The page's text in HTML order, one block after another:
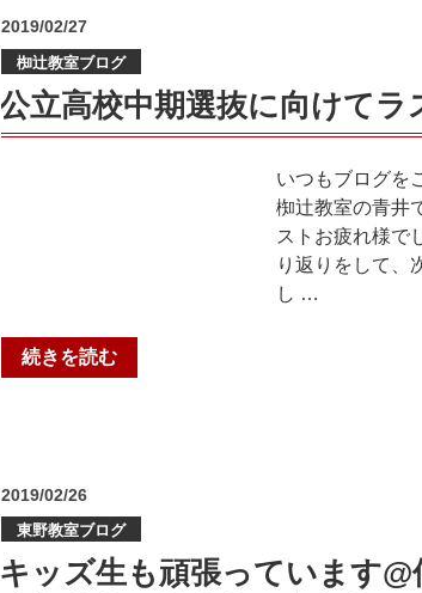
備
を
ま
室
【勧
醐
中・
小
野
投
日:
2019/02/27
椥辻教室ブログ
公立高校中期選抜に向けてラ
いつもブログを
椥辻教室の青井
ストお疲れ様で
り返りをして、
し …
“公
立
期
選
続きを読む
投
日:
2019/02/26
東野教室ブログ
キッズ生も頑張っています@